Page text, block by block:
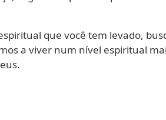
que você tem levado,
a viver num nível espiritual